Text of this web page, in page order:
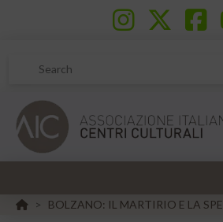
Search
HOME
> BOLZANO: IL MARTIRIO E LA